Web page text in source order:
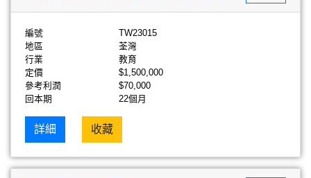
編號
TW23015
地區
荃灣
行業
教育
定價
$1,500,000
參考利潤
$70,000
回本期
22個月
詳細 收藏